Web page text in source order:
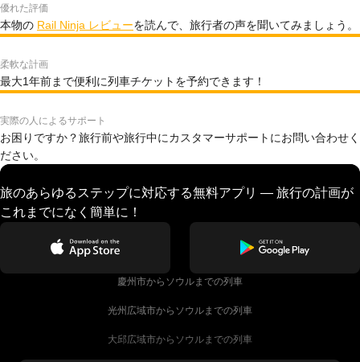
優れた評価
本物の Rail Ninja レビューを読んで、旅行者の声を聞いてみましょう。
柔軟な計画
最大1年前まで便利に列車チケットを予約できます！
実際の人によるサポート
お困りですか？旅行前や旅行中にカスタマーサポートにお問い合わせく
ださい。
旅のあらゆるステップに対応する無料アプリ — 旅行の計画が
これまでになく簡単に！
慶州市からソウルまでの列車
光州広域市からソウルまでの列車
大邱広域市からソウルまでの列車